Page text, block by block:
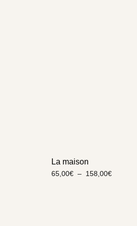
La maison
65,00€ – 158,00€